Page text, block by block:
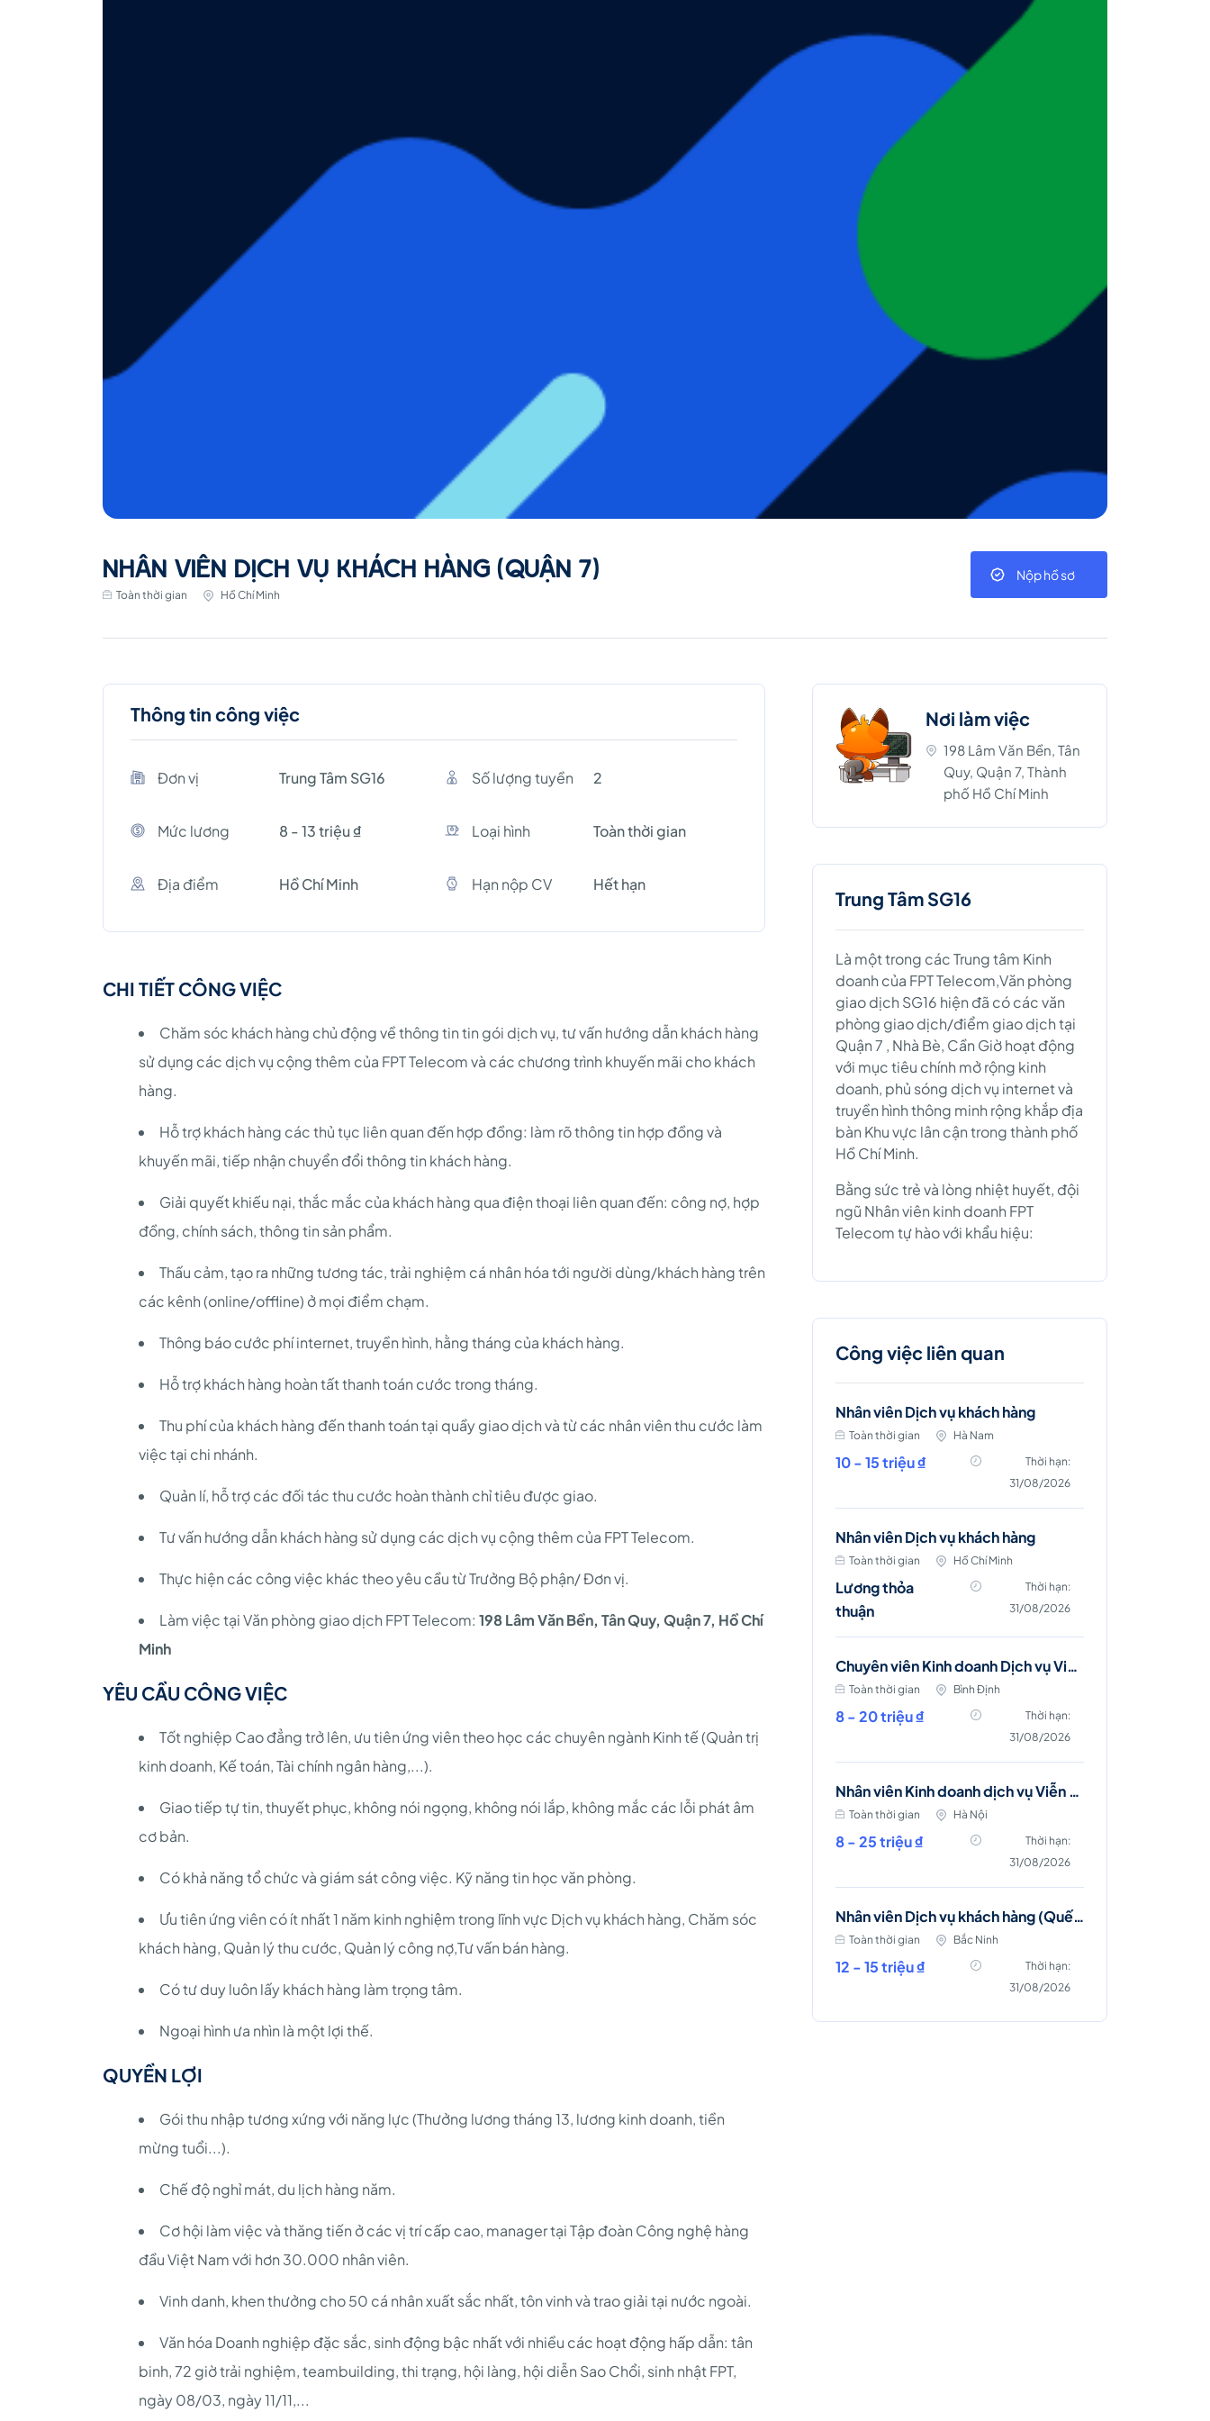
NHÂN VIÊN DỊCH VỤ KHÁCH HÀNG (QUẬN 7)
Toàn thời gian Hồ Chí Minh
Nộp hồ sơ
Thông tin công việc
Đơn vị Trung Tâm SG16 Số lượng tuyền 2
Mức lương 8 - 13 triệu ₫ Loại hình Toàn thời gian
Địa điểm Hồ Chí Minh Hạn nộp CV Hết hạn
CHI TIẾT CÔNG VIỆC
Chăm sóc khách hàng chủ động về thông tin tin gói dịch vụ, tư vấn hướng dẫn khách hàng
sử dụng các dịch vụ cộng thêm của FPT Telecom và các chương trình khuyến mãi cho khách
hàng.
Hỗ trợ khách hàng các thủ tục liên quan đến hợp đồng: làm rõ thông tin hợp đồng và
khuyến mãi, tiếp nhận chuyển đổi thông tin khách hàng.
Giải quyết khiếu nại, thắc mắc của khách hàng qua điện thoại liên quan đến: công nợ, hợp
đồng, chính sách, thông tin sản phẩm.
Thấu cảm, tạo ra những tương tác, trải nghiệm cá nhân hóa tới người dùng/khách hàng trên
các kênh (online/offline) ở mọi điểm chạm.
Thông báo cước phí internet, truyền hình, hằng tháng của khách hàng.
Hỗ trợ khách hàng hoàn tất thanh toán cước trong tháng.
Thu phí của khách hàng đến thanh toán tại quầy giao dịch và từ các nhân viên thu cước làm
việc tại chi nhánh.
Quản lí, hỗ trợ các đối tác thu cước hoàn thành chỉ tiêu được giao.
Tư vấn hướng dẫn khách hàng sử dụng các dịch vụ cộng thêm của FPT Telecom.
Thực hiện các công việc khác theo yêu cầu từ Trưởng Bộ phận/ Đơn vị.
Làm việc tại Văn phòng giao dịch FPT Telecom: 198 Lâm Văn Bền, Tân Quy, Quận 7, Hồ Chí
Minh
YÊU CẦU CÔNG VIỆC
Tốt nghiệp Cao đẳng trở lên, ưu tiên ứng viên theo học các chuyên ngành Kinh tế (Quản trị
kinh doanh, Kế toán, Tài chính ngân hàng,...).
Giao tiếp tự tin, thuyết phục, không nói ngọng, không nói lắp, không mắc các lỗi phát âm
cơ bản.
Có khả năng tổ chức và giám sát công việc. Kỹ năng tin học văn phòng.
Ưu tiên ứng viên có ít nhất 1 năm kinh nghiệm trong lĩnh vực Dịch vụ khách hàng, Chăm sóc
khách hàng, Quản lý thu cước, Quản lý công nợ,Tư vấn bán hàng.
Có tư duy luôn lấy khách hàng làm trọng tâm.
Ngoại hình ưa nhìn là một lợi thế.
QUYỀN LỢI
Gói thu nhập tương xứng với năng lực (Thưởng lương tháng 13, lương kinh doanh, tiền
mừng tuổi...).
Chế độ nghỉ mát, du lịch hàng năm.
Cơ hội làm việc và thăng tiến ở các vị trí cấp cao, manager tại Tập đoàn Công nghệ hàng
đầu Việt Nam với hơn 30.000 nhân viên.
Vinh danh, khen thưởng cho 50 cá nhân xuất sắc nhất, tôn vinh và trao giải tại nước ngoài.
Văn hóa Doanh nghiệp đặc sắc, sinh động bậc nhất với nhiều các hoạt động hấp dẫn: tân
binh, 72 giờ trải nghiệm, teambuilding, thi trạng, hội làng, hội diễn Sao Chổi, sinh nhật FPT,
ngày 08/03, ngày 11/11,...
Nơi làm việc
198 Lâm Văn Bền, Tân
Quy, Quận 7, Thành
phố Hồ Chí Minh
Trung Tâm SG16
Là một trong các Trung tâm Kinh
doanh của FPT Telecom,Văn phòng
giao dịch SG16 hiện đã có các văn
phòng giao dịch/điểm giao dịch tại
Quận 7 , Nhà Bè, Cần Giờ hoạt động
với mục tiêu chính mở rộng kinh
doanh, phủ sóng dịch vụ internet và
truyền hình thông minh rộng khắp địa
bàn Khu vực lân cận trong thành phố
Hồ Chí Minh.
Bằng sức trẻ và lòng nhiệt huyết, đội
ngũ Nhân viên kinh doanh FPT
Telecom tự hào với khẩu hiệu:
Công việc liên quan
Nhân viên Dịch vụ khách hàng
Toàn thời gian Hà Nam
10 - 15 triệu ₫
Thời hạn:
31/08/2026
Nhân viên Dịch vụ khách hàng
Toàn thời gian Hồ Chí Minh
Lương thỏa
thuận
Thời hạn:
31/08/2026
Chuyên viên Kinh doanh Dịch vụ Viễn thông (Bình Định)
Toàn thời gian Bình Định
8 - 20 triệu ₫
Thời hạn:
31/08/2026
Nhân viên Kinh doanh dịch vụ Viễn thông (Gia Lâm, Long Biên)
Toàn thời gian Hà Nội
8 - 25 triệu ₫
Thời hạn:
31/08/2026
Nhân viên Dịch vụ khách hàng (Quế Võ)
Toàn thời gian Bắc Ninh
12 - 15 triệu ₫
Thời hạn:
31/08/2026